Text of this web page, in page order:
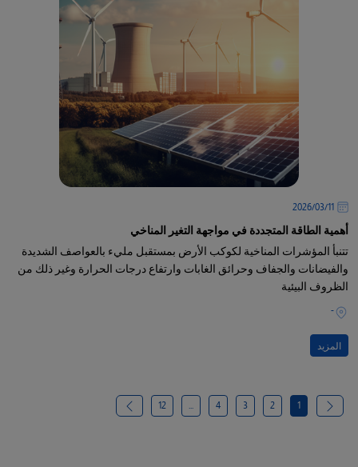
11‏/03‏/2026
أهمية الطاقة المتجددة في مواجهة التغير المناخي
تتنبأ المؤشرات المناخية لكوكب الأرض بمستقبل مليء بالعواصف الشديدة
والفيضانات والجفاف وحرائق الغابات وارتفاع درجات الحرارة وغير ذلك من
الظروف البيئية
-
المزيد
1
2
3
4
...
12